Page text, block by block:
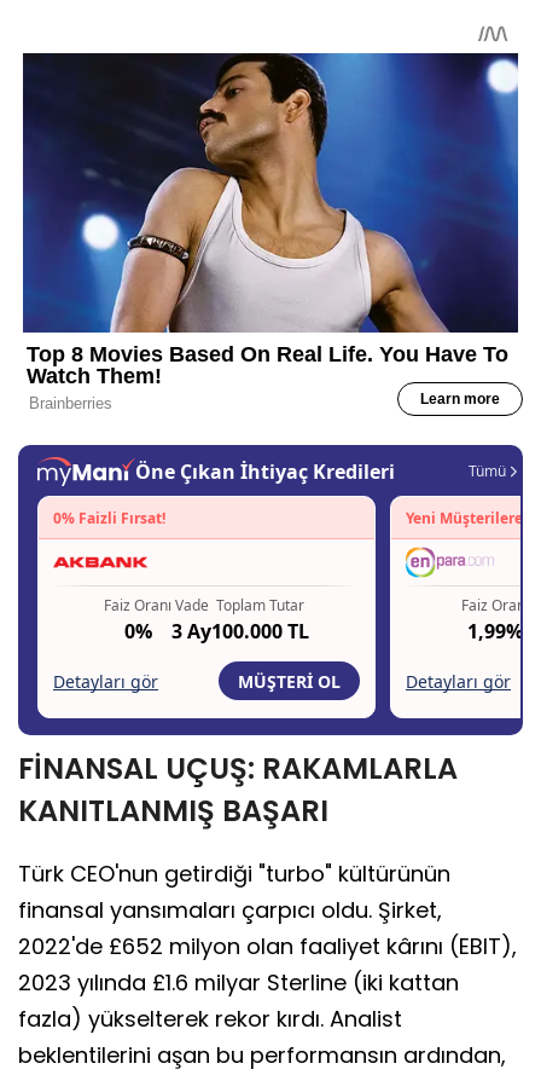
FİNANSAL UÇUŞ: RAKAMLARLA
KANITLANMIŞ BAŞARI
Türk CEO'nun getirdiği "turbo" kültürünün
finansal yansımaları çarpıcı oldu. Şirket,
2022'de £652 milyon olan faaliyet kârını (EBIT),
2023 yılında £1.6 milyar Sterline (iki kattan
fazla) yükselterek rekor kırdı. Analist
beklentilerini aşan bu performansın ardından,